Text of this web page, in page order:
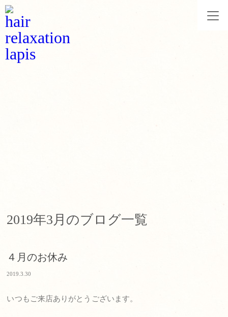
2019年3月のブログ一覧
４月のお休み
2019.3.30
いつもご来店ありがとうございます。